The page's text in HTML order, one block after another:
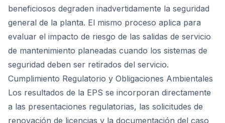
beneficiosos degraden inadvertidamente la seguridad
general de la planta. El mismo proceso aplica para
evaluar el impacto de riesgo de las salidas de servicio
de mantenimiento planeadas cuando los sistemas de
seguridad deben ser retirados del servicio.
Cumplimiento Regulatorio y Obligaciones Ambientales
Los resultados de la EPS se incorporan directamente
a las presentaciones regulatorias, las solicitudes de
renovación de licencias y la documentación del caso